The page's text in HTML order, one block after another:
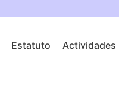
Estatuto Actividades